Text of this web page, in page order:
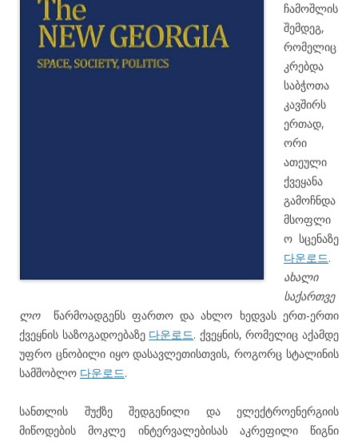
ჩამოშლის
შემდეგ,
რომელიც
კრებდა
საბჭოთა
კავშირს
ერთად,
ორი
ათეული
ქვეყანა
გამოჩნდა
მსოფლი
ო სცენაზე
다운로드.
ახალი
საქართვე
ლო წარმოადგენს ფართო და ახლო ხედვას ერთ-ერთი
ქვეყნის საზოგადოებაზე 다운로드. ქვეყნის, რომელიც აქამდე
უფრო ცნობილი იყო დასავლეთისთვის, როგორც სტალინის
სამშობლო 다운로드.
სანთლის შუქზე შედგენილი და ელექტროენერგიის
მიწოდების მოკლე ინტერვალებისას აკრეფილი წიგნი